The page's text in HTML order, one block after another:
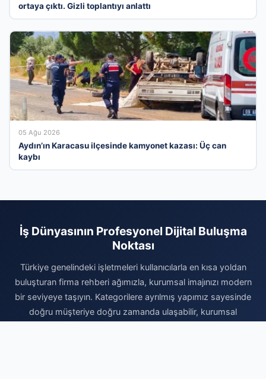
ortaya çıktı. Gizli toplantıyı anlattı
05 Ağu 2026
Aydın’ın Karacasu ilçesinde kamyonet kazası: Üç can
kaybı
İş Dünyasının Profesyonel Dijital Buluşma
Noktası
Türkiye genelindeki işletmeleri kullanıcılarla en kısa yoldan
buluşturan firma rehberi ağımızla, kurumsal imajınızı modern
bir seviyeye taşıyın. Kategorilere ayrılmış yapımız sayesinde
doğru müşteriye doğru zamanda ulaşabilir, kurumsal